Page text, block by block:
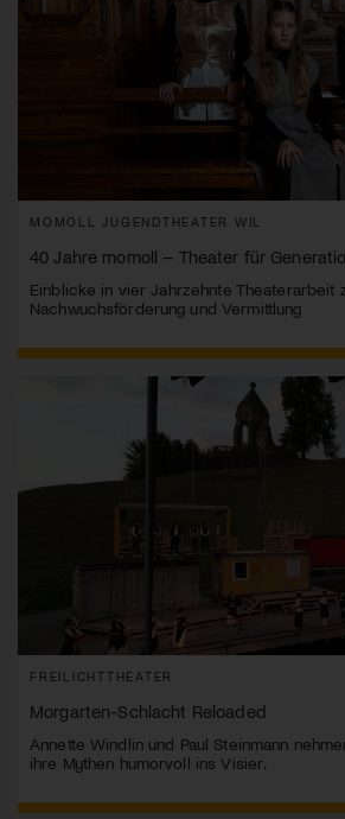
MOMOLL JUGENDTHEATER WIL
40 Jahre momoll – Theater für
Einblicke in vier Jahrzehnte Theaterarbeit
Nachwuchsförderung und Vermittlung
FREILICHTTHEATER
Morgarten-Schlacht Reloaded
Annette Windlin und Paul Steinmann
ihre Mythen humorvoll ins Visier.